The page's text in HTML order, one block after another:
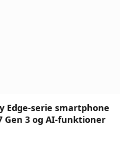
Edge-serie smartphone
Gen 3 og AI-funktioner